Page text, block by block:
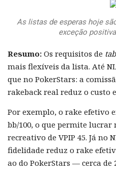
As listas de esperas hoje
exceção
Resumo: Os requisitos de
mais flexíveis da lista. Até
que no PokerStars: a
rakeback real reduz o custo
Por exemplo, o rake efetivo
bb/100, o que permite lucrar
recreativo de VPIP 45. Já no
fidelidade reduz o rake
ao do PokerStars — cerca de